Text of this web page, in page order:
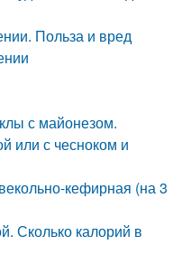
Польза и вред
с майонезом.
или с чесноком и
кефирная (на 3
Сколько калорий в